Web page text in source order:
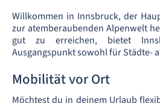
Willkommen in Innsbruck, der
zur atemberaubenden Alpenwelt
gut zu erreichen, bietet
Ausgangspunkt sowohl für Städte-
Mobilität vor Ort
Möchtest du in deinem Urlaub